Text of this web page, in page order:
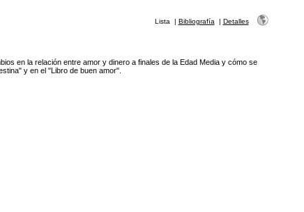
Lista | Bibliografía | Detalles
en la relación entre amor y dinero a finales de la Edad Media y cómo se
y en el "Libro de buen amor".